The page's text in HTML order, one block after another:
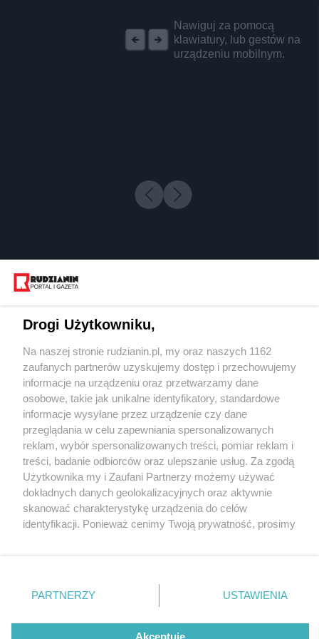
Nawiguj za pomocą
klawiatury, lub gestów na
urządzeniu mobilnym.
5 / 0
Wydawca mediów
Nie zapomnij
zapoznać się z:
polityką prywatności regulamin korzystania z portali
Twojemiasto
Piekary Śląskie
Chorzów
Tarnowskie Góry
Gliwice
Skontakuj sięz nami
Kontakt
Wydawca
Redakcja
Drogi Użytkowniku,
Na naszej stronie rudzianin.pl, my oraz naszych 1162
zaufanych partnerów uzyskujemy dostęp i przechowujemy
informacje na urządzeniu oraz przetwarzamy dane
osobowe, takie jak unikalne identyfikatory, standardowe
informacje wysyłane przez urządzenie czy dane
przeglądania w celu zapewniania spersonalizowanych
reklam, wybór spersonalizowanych treści, pomiar reklam i
treści, badanie odbiorców oraz ulepszanie usług. Za zgodą
Użytkownika my i Zaufani Partnerzy możemy używać
dokładnych danych geolokalizacyjnych oraz aktywnie
skanować charakterystykę urządzenia do celów
identyfikacji. Ponieważ cenimy Twoją prywatność, prosimy
prywatności znajdujący się w lewym dolnym rogu strony
. Niektóre rodzaje przetwarzania danych nie wymagają
zgody użytkownika, ale masz prawo sprzeciwić się
takiemu przetwarzaniu. Preferencje będą miały
PARTNERZY USTAWIENIA
Akceptuję